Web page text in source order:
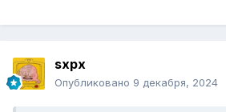
sxpx
Опубликовано 9 декабря, 2024